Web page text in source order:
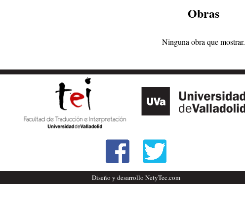
Obras
Ninguna obra que mostrar.
Diseño y desarrollo NetyTec.com